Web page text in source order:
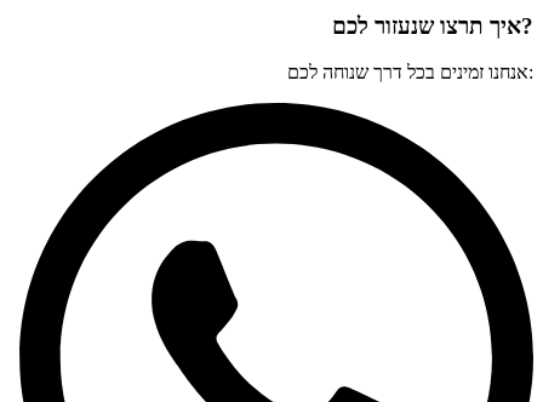
?איך תרצו שנעזור לכם
:אנחנו זמינים בכל דרך שנוחה לכם